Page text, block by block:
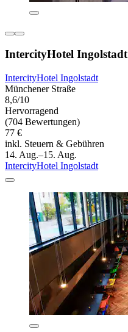
IntercityHotel Ingolstadt
IntercityHotel Ingolstadt
Münchener Straße
8,6/10
Hervorragend
(704 Bewertungen)
77 €
inkl. Steuern & Gebühren
14. Aug.–15. Aug.
IntercityHotel Ingolstadt